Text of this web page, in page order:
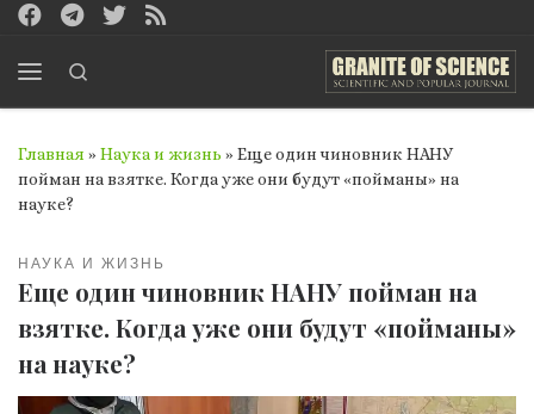
Перейти к содержимому
Главная » Наука и жизнь » Еще один чиновник НАНУ
пойман на взятке. Когда уже они будут «пойманы» на
науке?
НАУКА И ЖИЗНЬ
Еще один чиновник НАНУ пойман на
взятке. Когда уже они будут «пойманы»
на науке?